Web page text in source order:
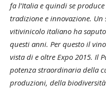
fa l’Italia e quindi se
tradizione e innovazione. Un
vitivinicolo italiano ha
questi anni. Per questo il
vista di e oltre Expo 2015. Il
potenza straordinaria della
produzioni, della